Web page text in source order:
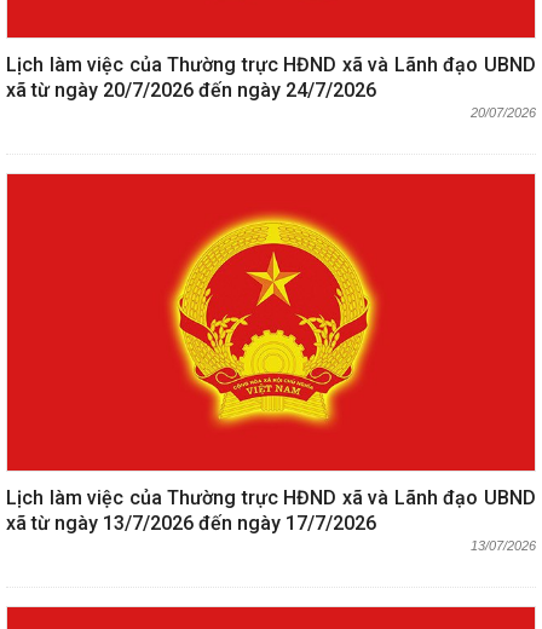
Lịch làm việc của Thường trực HĐND xã và Lãnh đạo UBND
xã từ ngày 20/7/2026 đến ngày 24/7/2026
20/07/2026
Lịch làm việc của Thường trực HĐND xã và Lãnh đạo UBND
xã từ ngày 13/7/2026 đến ngày 17/7/2026
13/07/2026